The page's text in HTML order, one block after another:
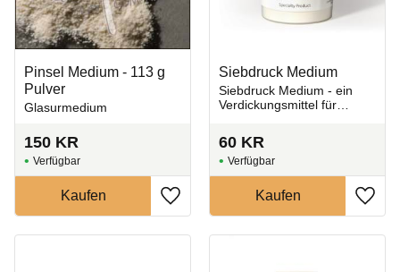
Pinsel Medium - 113 g
Pulver
Glasurmedium
150 KR
Zu Favoriten hinzufügen
Siebdruck Medium
Siebdruck Medium - ein
Verdickungsmittel für
60 KR
Zu